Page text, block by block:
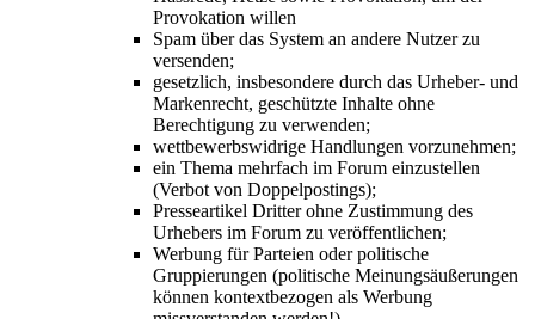
Provokation willen
Spam über das System an andere Nutzer zu
versenden;
gesetzlich, insbesondere durch das Urheber- und
Markenrecht, geschützte Inhalte ohne
Berechtigung zu verwenden;
wettbewerbswidrige Handlungen vorzunehmen;
ein Thema mehrfach im Forum einzustellen
(Verbot von Doppelpostings);
Presseartikel Dritter ohne Zustimmung des
Urhebers im Forum zu veröffentlichen;
Werbung für Parteien oder politische
Gruppierungen (politische Meinungsäußerungen
können kontextbezogen als Werbung